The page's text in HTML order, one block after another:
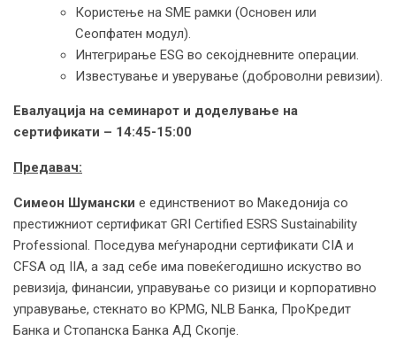
Користење на SME рамки (Основен или
Сеопфатен модул).
Интегрирање ESG во секојдневните операции.
Известување и уверување (доброволни ревизии).
Евалуација на семинарот и доделување на
сертификати – 14:45-15:00
Предавач:
Симеон Шумански е единствениот во Македонија со
престижниот сертификат GRI Certified ESRS Sustainability
Professional. Поседува меѓународни сертификати CIA и
CFSA од IIA, а зад себе има повеќегодишно искуство во
ревизија, финансии, управување со ризици и корпоративно
управување, стекнато во KPMG, NLB Банка, ПроКредит
Банка и Стопанска Банка АД Скопје.